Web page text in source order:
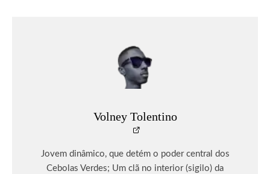
Volney Tolentino
Jovem dinâmico, que detém o poder central dos
Cebolas Verdes; Um clã no interior (sigilo) da